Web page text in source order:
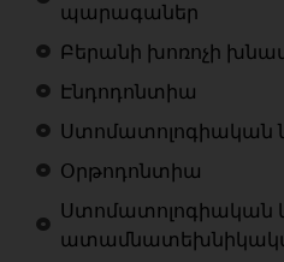
պարագաներ
Բերանի խոռոչի
Էնդոդոնտիա
Ստոմատոլոգիական
Օրթոդոնտիա
Ստոմատոլոգիական